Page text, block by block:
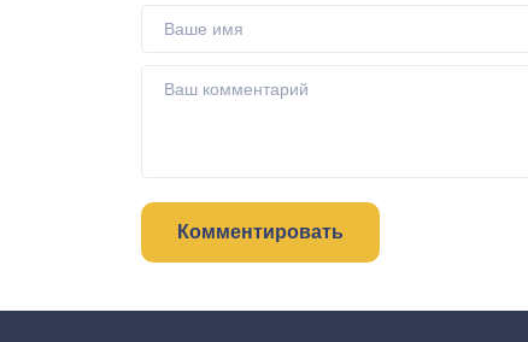
Комментировать